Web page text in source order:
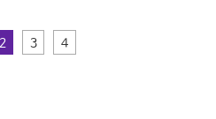
2 3 4